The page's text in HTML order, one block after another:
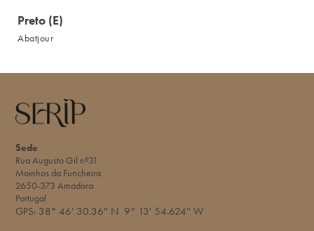
Preto (E)
Abatjour
Sede
Rua Augusto Gil nº31
Moinhos da Funcheira
2650-373 Amadora
Portugal
GPS: 38° 46' 30.36'' N 9° 13' 54.624'' W​